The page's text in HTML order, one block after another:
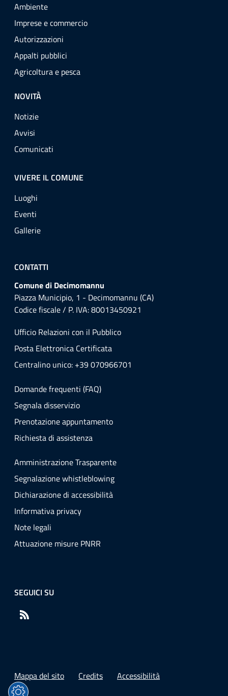
Ambiente
Imprese e commercio
Autorizzazioni
Appalti pubblici
Agricoltura e pesca
NOVITÀ
Notizie
Avvisi
Comunicati
VIVERE IL COMUNE
Luoghi
Eventi
Gallerie
CONTATTI
Comune di Decimomannu
Piazza Municipio, 1 - Decimomannu (CA)
Codice fiscale / P. IVA: 80013450921
Ufficio Relazioni con il Pubblico
Posta Elettronica Certificata
Centralino unico: +39 070966701
Domande frequenti (FAQ)
Segnala disservizio
Prenotazione appuntamento
Richiesta di assistenza
Amministrazione Trasparente
Segnalazione whistleblowing
Dichiarazione di accessibilità
Informativa privacy
Note legali
Attuazione misure PNRR
SEGUICI SU
Mappa del sito Credits Accessibilità